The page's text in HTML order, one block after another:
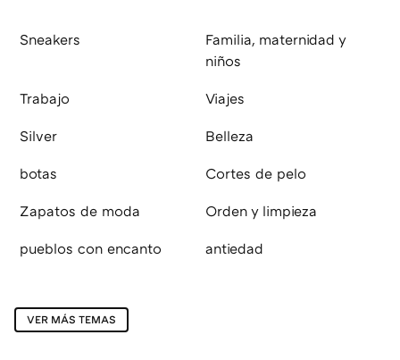
Sneakers
Familia, maternidad y
niños
Trabajo Viajes
Silver Belleza
botas Cortes de pelo
Zapatos de moda Orden y limpieza
pueblos con encanto antiedad
VER MÁS TEMAS